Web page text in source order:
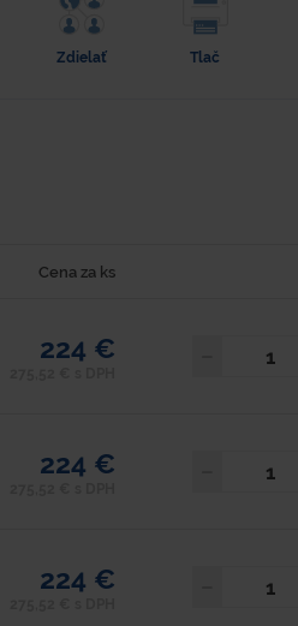
Zdielať Tlač
Cena za ks
224 €
224 €
224 €